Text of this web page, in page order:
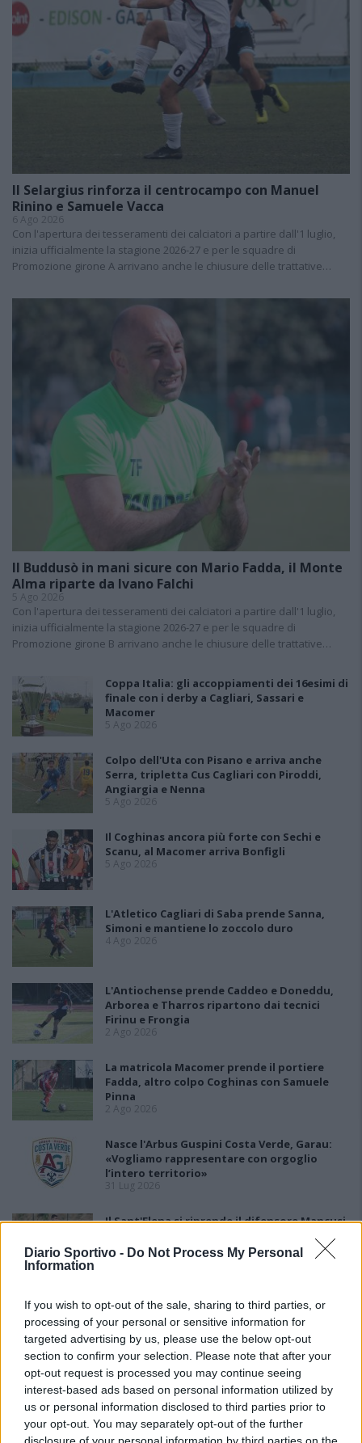
Diario Sportivo - Do Not Process My Personal
Information
If you wish to opt-out of the sale, sharing to third parties, or
processing of your personal or sensitive information for
targeted advertising by us, please use the below opt-out
section to confirm your selection. Please note that after your
opt-out request is processed you may continue seeing
interest-based ads based on personal information utilized by
us or personal information disclosed to third parties prior to
your opt-out. You may separately opt-out of the further
Il Selargius rinforza il centrocampo con Manuel
Rinino e Samuele Vacca
6 Ago 2026
Con l'apertura dei tesseramenti dei calciatori a partire dall'1 luglio,
inizia ufficialmente la stagione 2026-27 e per le squadre di
Promozione girone A arrivano anche le chiusure delle trattative…
Il Buddusò in mani sicure con Mario Fadda, il Monte
Alma riparte da Ivano Falchi
5 Ago 2026
Con l'apertura dei tesseramenti dei calciatori a partire dall'1 luglio,
inizia ufficialmente la stagione 2026-27 e per le squadre di
Promozione girone B arrivano anche le chiusure delle trattative…
Coppa Italia: gli accoppiamenti dei 16esimi di
finale con i derby a Cagliari, Sassari e
Macomer
5 Ago 2026
Colpo dell'Uta con Pisano e arriva anche
Serra, tripletta Cus Cagliari con Piroddi,
Angiargia e Nenna
5 Ago 2026
Il Coghinas ancora più forte con Sechi e
Scanu, al Macomer arriva Bonfigli
5 Ago 2026
L'Atletico Cagliari di Saba prende Sanna,
Simoni e mantiene lo zoccolo duro
4 Ago 2026
L'Antiochense prende Caddeo e Doneddu,
Arborea e Tharros ripartono dai tecnici
Firinu e Frongia
2 Ago 2026
La matricola Macomer prende il portiere
Fadda, altro colpo Coghinas con Samuele
Pinna
2 Ago 2026
Nasce l'Arbus Guspini Costa Verde, Garau:
«Vogliamo rappresentare con orgoglio
l’intero territorio»
31 Lug 2026
Il Sant'Elena si riprende il difensore Mancusi